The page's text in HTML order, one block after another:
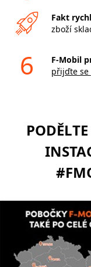
Fakt
zboží
6
F-Mobil
přijďte